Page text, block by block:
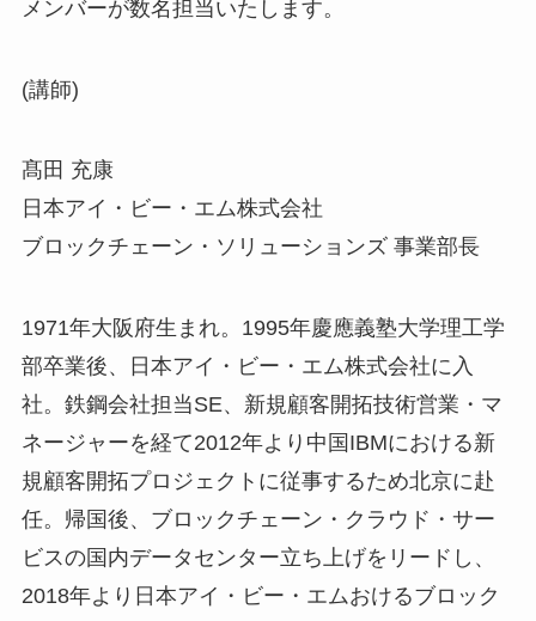
メンバーが数名担当いたします。
(講師)
髙田 充康
日本アイ・ビー・エム株式会社
ブロックチェーン・ソリューションズ 事業部長
1971年大阪府生まれ。1995年慶應義塾大学理工学
部卒業後、日本アイ・ビー・エム株式会社に入
社。鉄鋼会社担当SE、新規顧客開拓技術営業・マ
ネージャーを経て2012年より中国IBMにおける新
規顧客開拓プロジェクトに従事するため北京に赴
任。帰国後、ブロックチェーン・クラウド・サー
ビスの国内データセンター立ち上げをリードし、
2018年より日本アイ・ビー・エムおけるブロック